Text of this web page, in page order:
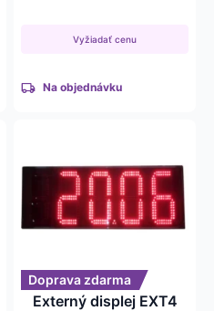
Vyžiadať cenu
Na objednávku
Doprava zdarma
Externý displej EXT4